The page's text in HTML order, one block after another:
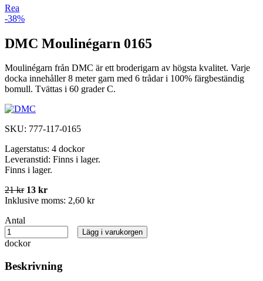
Rea
-38%
DMC Moulinégarn 0165
Moulinégarn från DMC är ett broderigarn av högsta kvalitet. Varje
docka innehåller 8 meter garn med 6 trådar i 100% färgbeständig
bomull. Tvättas i 60 grader C.
SKU: 777-117-0165
Lagerstatus: 4 dockor
Leveranstid: Finns i lager.
Finns i lager.
21 kr 13 kr
Inklusive moms: 2,60 kr
Antal
dockor
Lägg i varukorgen
Beskrivning